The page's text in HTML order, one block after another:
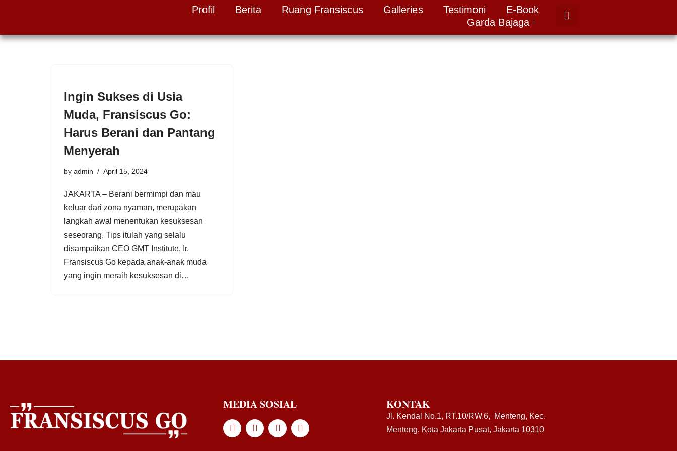
to
Profil Berita Ruang Fransiscus Galleries Testimoni
E-Book
Garda Bajaga
Ingin Sukses di Usia
Muda, Fransiscus Go:
Harus Berani dan Pantang
Menyerah
by admin April 15, 2024
JAKARTA – Berani bermimpi dan mau
keluar dari zona nyaman, merupakan
langkah awal menentukan kesuksesan
seseorang. Tips itulah yang selalu
disampaikan CEO GMT Institute, Ir.
Fransiscus Go kepada anak-anak muda
yang ingin meraih kesuksesan di…
MEDIA SOSIAL KONTAK
Jl. Kendal No.1, RT.10/RW.6, Menteng, Kec.
Menteng, Kota Jakarta Pusat, Jakarta 10310